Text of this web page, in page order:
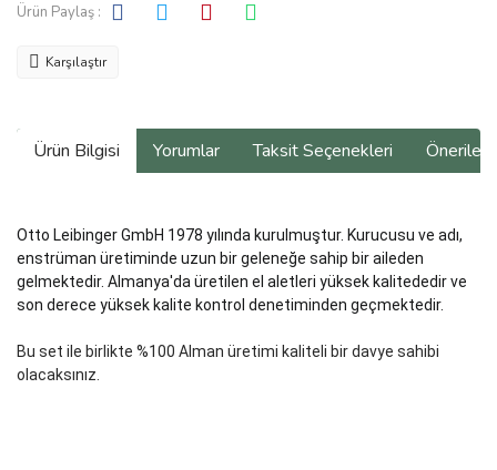
Ürün Paylaş :
Karşılaştır
Ürün Bilgisi Yorumlar Taksit Seçenekleri
Otto Leibinger GmbH 1978 yılında kurulmuştur. Kurucusu ve adı,
enstrüman üretiminde uzun bir geleneğe sahip bir aileden
gelmektedir. Almanya'da üretilen el aletleri yüksek kalitededir ve
son derece yüksek kalite kontrol denetiminden geçmektedir.
Bu set ile birlikte %100 Alman üretimi kaliteli bir davye sahibi
olacaksınız.